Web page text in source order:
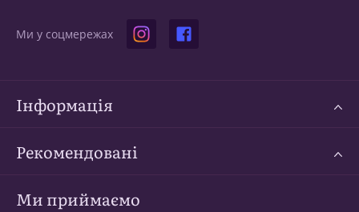
Ми у соцмережах
Інформація
Рекомендовані
Ми приймаємо